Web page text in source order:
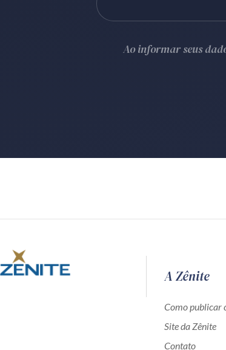
Ao informar seus
A Zênite
Como publicar
Site da Zênite
Contato